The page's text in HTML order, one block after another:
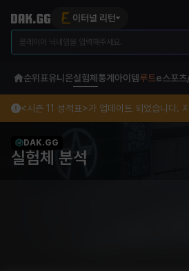
이터널 리턴
순위표유니온실험체 통계 아이템루트e스포츠
<시즌 11 성적표>가 업데이트 되었습니다.
DAK.GG
실험체 분석